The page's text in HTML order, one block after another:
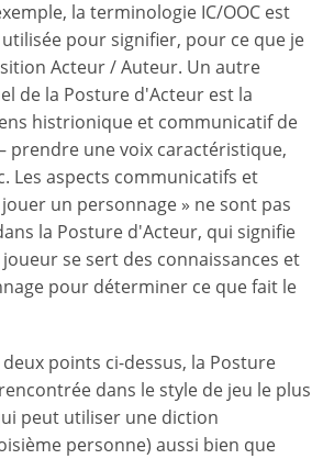
la terminologie IC/OOC est
pour signifier, pour ce que je
Acteur / Auteur. Un autre
de la Posture d'Acteur est la
histrionique et communicatif de
prendre une voix caractéristique,
Les aspects communicatifs et
un personnage » ne sont pas
la Posture d'Acteur, qui signifie
se sert des connaissances et
pour déterminer ce que fait le
points ci-dessus, la Posture
dans le style de jeu le plus
peut utiliser une diction
personne) aussi bien que